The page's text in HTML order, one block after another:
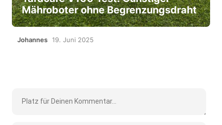
Mähroboter ohne Begrenzungsdraht
Johannes 19. Juni 2025